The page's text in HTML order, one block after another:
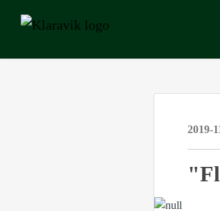
2019-